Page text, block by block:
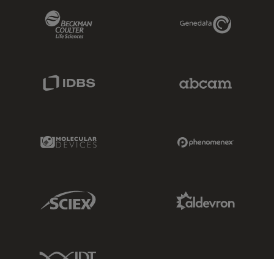
Genedata Link
Molecular Devices Link
Sciex Link
IDT Link